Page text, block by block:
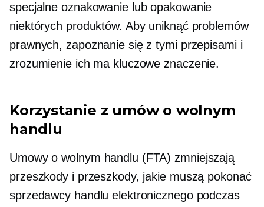
specjalne oznakowanie lub opakowanie
niektórych produktów. Aby uniknąć problemów
prawnych, zapoznanie się z tymi przepisami i
zrozumienie ich ma kluczowe znaczenie.
Korzystanie z umów o wolnym
handlu
Umowy o wolnym handlu (FTA) zmniejszają
przeszkody i przeszkody, jakie muszą pokonać
sprzedawcy handlu elektronicznego podczas